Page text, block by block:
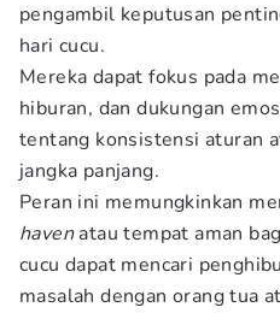
pengambil keputusan
hari cucu.
Mereka dapat fokus pada
hiburan, dan dukungan
tentang konsistensi aturan
jangka panjang.
Peran ini memungkinkan
havenatau tempat aman
cucu dapat mencari
masalah dengan orang tua